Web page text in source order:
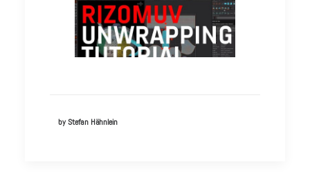
by Stefan Hähnlein